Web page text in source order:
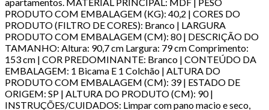
PRODUTO COM EMBALAGEM (KG): 40,2 | CORES DO
PRODUTO (FILTRO DE CORES): Branco | LARGURA
PRODUTO COM EMBALAGEM (CM): 80 | DESCRIÇÃO DO
TAMANHO: Altura: 90,7 cm Largura: 79 cm Comprimento:
153 cm | COR PREDOMINANTE: Branco | CONTEÚDO DA
EMBALAGEM: 1 Bicama E 1 Colchão | ALTURA DO
PRODUTO COM EMBALAGEM (CM): 39 | ESTADO DE
ORIGEM: SP | ALTURA DO PRODUTO (CM): 90 |
INSTRUÇÕES/CUIDADOS: Limpar com pano macio e seco,